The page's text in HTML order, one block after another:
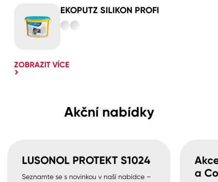
EKOPUTZ SILIKON PROFI
ZOBRAZIT VÍCE
Akční nabídky
LUSONOL PROTEKT S1024
Seznamte se s novinkou v naší nabídce –
a